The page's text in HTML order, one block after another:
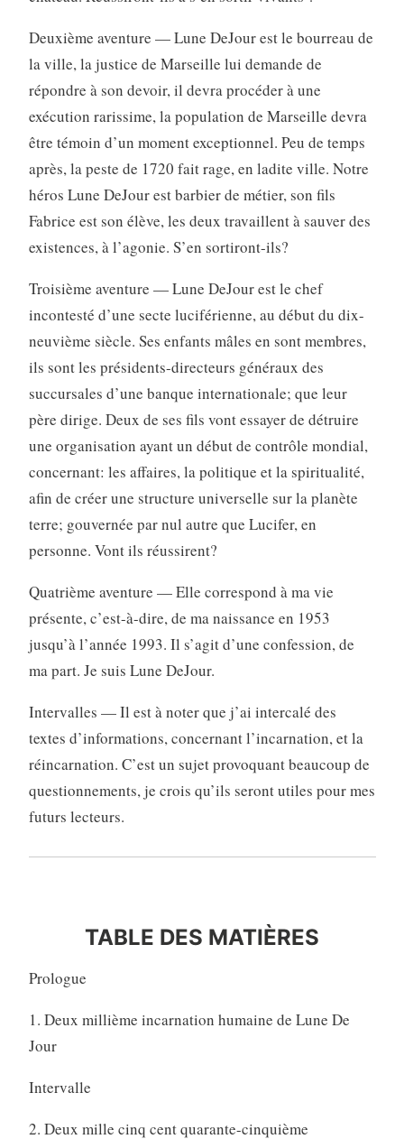
Deuxième aventure — Lune DeJour est le bourreau de
la ville, la justice de Marseille lui demande de
répondre à son devoir, il devra procéder à une
exécution rarissime, la population de Marseille devra
être témoin d’un moment exceptionnel. Peu de temps
après, la peste de 1720 fait rage, en ladite ville. Notre
héros Lune DeJour est barbier de métier, son fils
Fabrice est son élève, les deux travaillent à sauver des
existences, à l’agonie. S’en sortiront-ils?
Troisième aventure — Lune DeJour est le chef
incontesté d’une secte luciférienne, au début du dix-
neuvième siècle. Ses enfants mâles en sont membres,
ils sont les présidents-directeurs généraux des
succursales d’une banque internationale; que leur
père dirige. Deux de ses fils vont essayer de détruire
une organisation ayant un début de contrôle mondial,
concernant: les affaires, la politique et la spiritualité,
afin de créer une structure universelle sur la planète
terre; gouvernée par nul autre que Lucifer, en
personne. Vont ils réussirent?
Quatrième aventure — Elle correspond à ma vie
présente, c’est-à-dire, de ma naissance en 1953
jusqu’à l’année 1993. Il s’agit d’une confession, de
ma part. Je suis Lune DeJour.
Intervalles — Il est à noter que j’ai intercalé des
textes d’informations, concernant l’incarnation, et la
réincarnation. C’est un sujet provoquant beaucoup de
questionnements, je crois qu’ils seront utiles pour mes
futurs lecteurs.
TABLE DES MATIÈRES
Prologue
1. Deux millième incarnation humaine de Lune De
Jour
Intervalle
2. Deux mille cinq cent quarante-cinquième